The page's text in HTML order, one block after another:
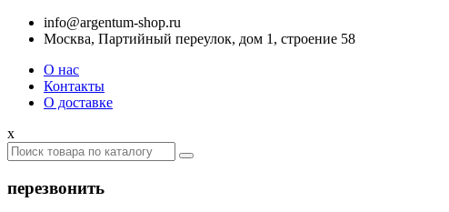
info@argentum-shop.ru
Москва, Партийный переулок, дом 1, строение 58
О нас
Контакты
О доставке
x
перезвонить